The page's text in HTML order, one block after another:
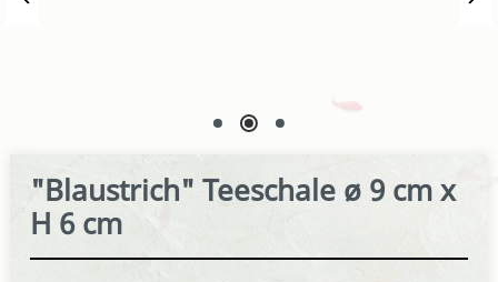
"Blaustrich" Teeschale ø 9 cm x
H 6 cm